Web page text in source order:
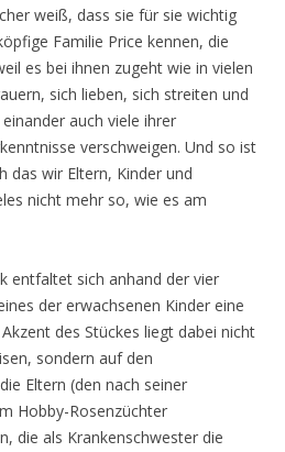
weiß, dass sie für sie wichtig
Familie Price kennen, die
es bei ihnen zugeht wie in vielen
sich lieben, sich streiten und
auch viele ihrer
verschweigen. Und so ist
das wir Eltern, Kinder und
nicht mehr so, wie es am
entfaltet sich anhand der vier
der erwachsenen Kinder eine
des Stückes liegt dabei nicht
sondern auf den
Eltern (den nach seiner
Hobby-Rosenzüchter
die als Krankenschwester die